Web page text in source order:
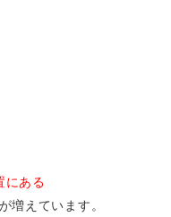
にある
増えています。